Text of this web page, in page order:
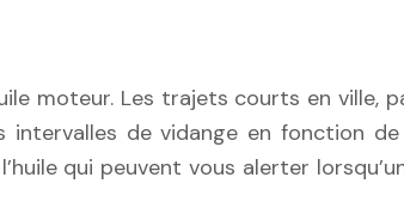
moteur. Les trajets courts en ville,
de vidange en fonction
qui peuvent vous alerter